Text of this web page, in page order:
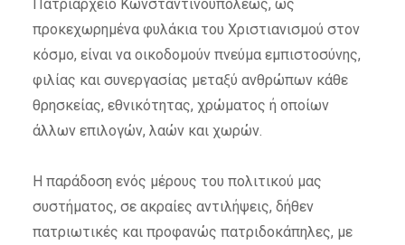
Πατριαρχείο Κωνσταντινουπόλεως, ως
προκεχωρημένα φυλάκια του Χριστιανισμού στον
κόσμο, είναι να οικοδομούν πνεύμα εμπιστοσύνης,
φιλίας και συνεργασίας μεταξύ ανθρώπων κάθε
θρησκείας, εθνικότητας, χρώματος ή οποίων
άλλων επιλογών, λαών και χωρών.
Η παράδοση ενός μέρους του πολιτικού μας
συστήματος, σε ακραίες αντιλήψεις, δήθεν
πατριωτικές και προφανώς πατριδοκάπηλες, με